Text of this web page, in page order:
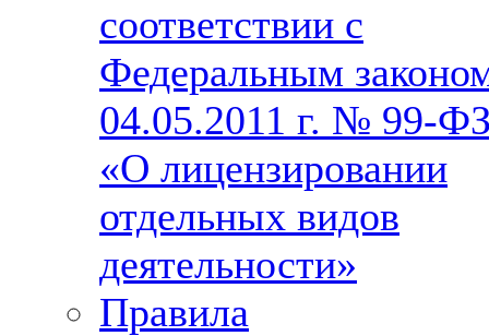
соответствии с
Федеральным
04.05.2011 г. № 99-
«О лицензировании
отдельных видов
деятельности»
Правила